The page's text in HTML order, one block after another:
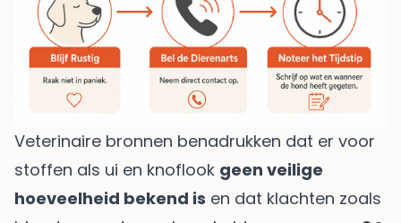
Veterinaire bronnen benadrukken dat er voor
stoffen als ui en knoflook geen veilige
hoeveelheid bekend is en dat klachten zoals